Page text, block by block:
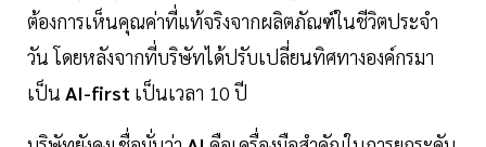
ต้องการเห็นคุณค่าที่แท้จริงจากผลิตภัณฑ์ในชีวิตประจำ
วัน โดยหลังจากที่บริษัทได้ปรับเปลี่ยนทิศทางองค์กรมา
เป็น AI-first เป็นเวลา 10 ปี